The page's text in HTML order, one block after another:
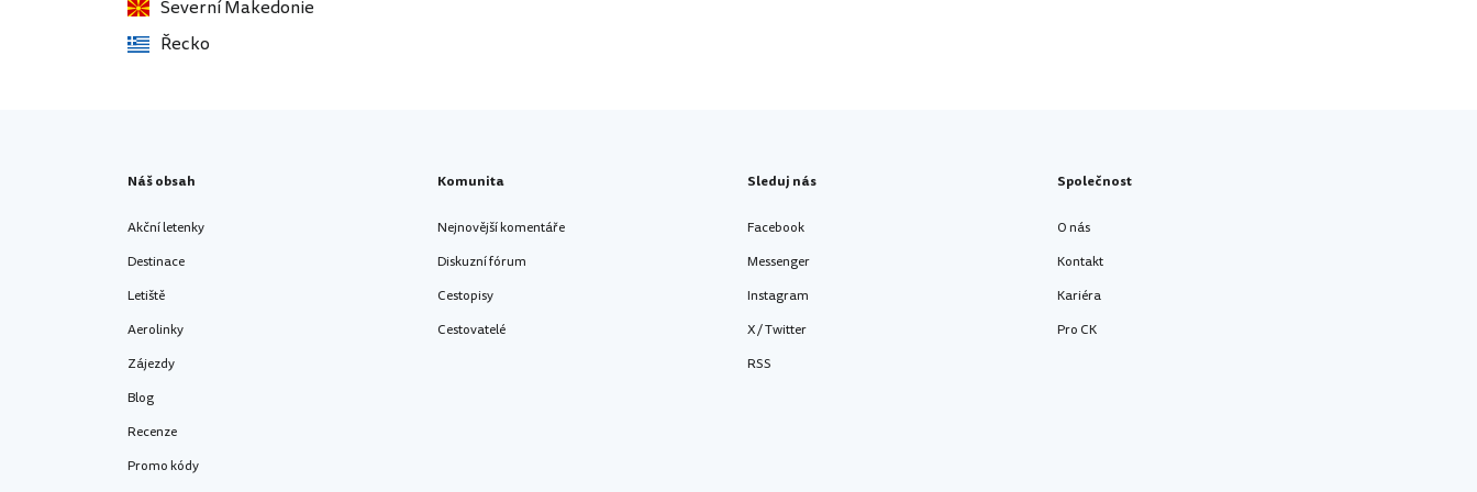
Severní Makedonie
Řecko
Náš obsah
Akční letenky
Destinace
Letiště
Aerolinky
Zájezdy
Blog
Recenze
Promo kódy
Komunita
Nejnovější komentáře
Diskuzní fórum
Cestopisy
Cestovatelé
Sleduj nás
Facebook
Messenger
Instagram
X / Twitter
RSS
Společnost
O nás
Kontakt
Kariéra
Pro CK